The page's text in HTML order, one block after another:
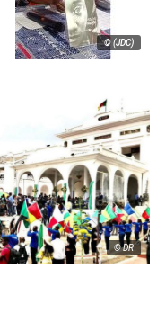
© (JDC)
© DR